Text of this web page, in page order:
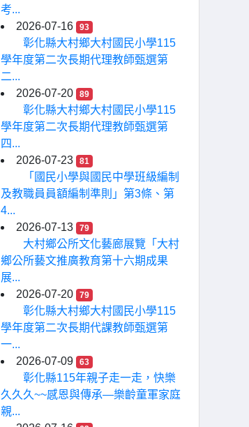
考...
2026-07-16
93
彰化縣大村鄉大村國民小學115
學年度第二次長期代理教師甄選第
二...
2026-07-20
89
彰化縣大村鄉大村國民小學115
學年度第二次長期代理教師甄選第
四...
2026-07-23
81
「國民小學與國民中學班級編制
及教職員員額編制準則」第3條、第
4...
2026-07-13
79
大村鄉公所文化藝廊展覽「大村
鄉公所藝文推廣教育第十六期成果
展...
2026-07-20
79
彰化縣大村鄉大村國民小學115
學年度第二次長期代課教師甄選第
一...
2026-07-09
63
彰化縣115年親子走一走，快樂
久久久~~感恩與傳承—樂齡童軍家庭
親...